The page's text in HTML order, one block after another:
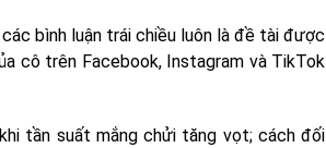
bình luận trái chiều luôn là đề tài được
cô trên Facebook, Instagram và TikTok
tần suất mắng chửi tăng vọt; cách đối